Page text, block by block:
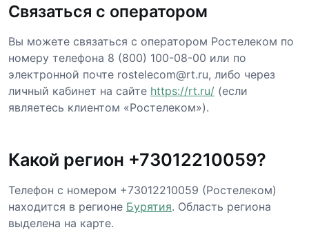
Связаться с оператором
Вы можете связаться с оператором Ростелеком по
номеру телефона 8 (800) 100-08-00 или по
электронной почте rostelecom@rt.ru, либо через
личный кабинет на сайте https://rt.ru/ (если
являетесь клиентом «Ростелеком»).
Какой регион +73012210059?
Телефон с номером +73012210059 (Ростелеком)
находится в регионе Бурятия. Область региона
выделена на карте.